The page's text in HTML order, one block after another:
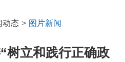
法定主动公开内容 政府信息公开年报
动态 > 图片新闻
树立和践行正确政